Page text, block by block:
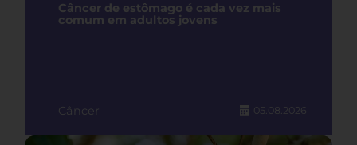
Câncer de estômago é cada vez mais
comum em adultos jovens
Câncer 05.08.2026